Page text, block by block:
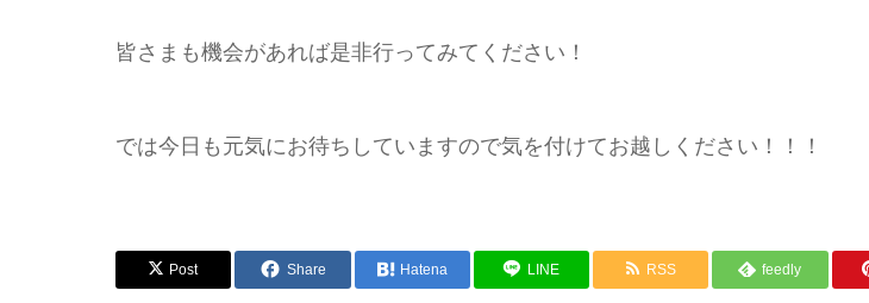
皆さまも機会があれば是非行ってみてください！
では今日も元気にお待ちしていますので気を付けてお越しください！！！
Post Share Hatena LINE RSS feedly